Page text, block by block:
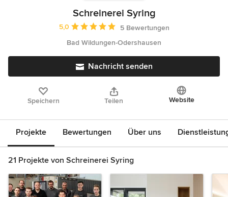
Schreinerei Syring
Durchschnittliche Bewertung: 5 von 5 Sternen
5,0
5 Bewertungen
Bad Wildungen-Odershausen
Nachricht senden
Speichern Teilen Website
Projekte Bewertungen Über uns
21 Projekte von Schreinerei Syring